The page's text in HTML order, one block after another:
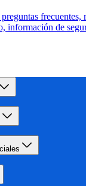
frecuentes,
información de